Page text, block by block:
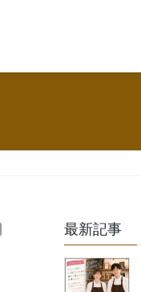
最新記事